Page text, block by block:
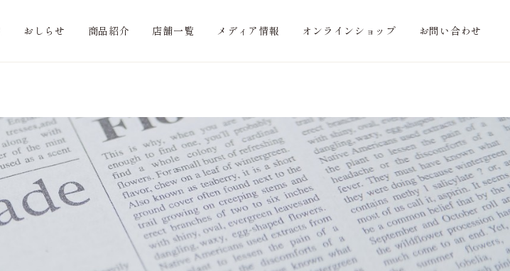
おしらせ 商品紹介 店舗一覧 メディア情報 オンラインショップ お問い合わせ